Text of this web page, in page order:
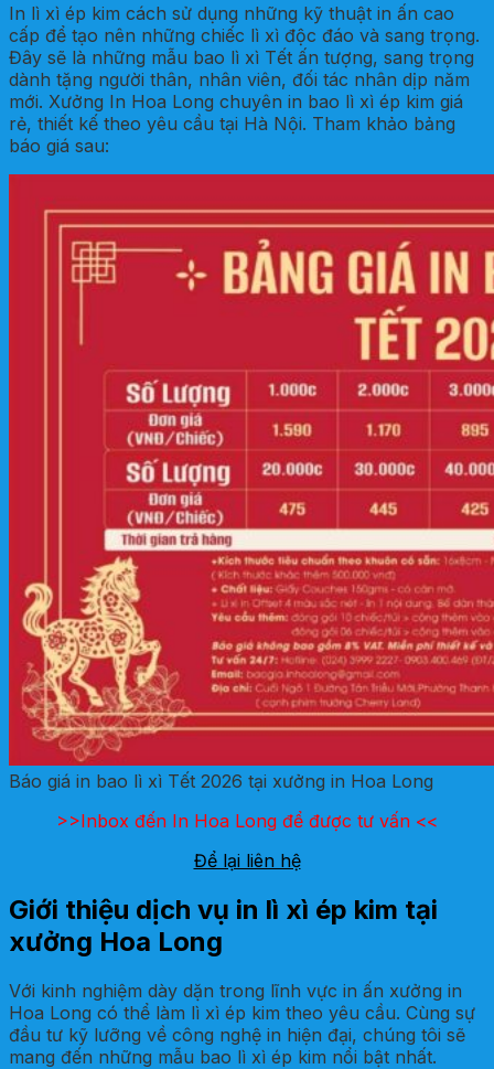
In lì xì ép kim cách sử dụng những kỹ thuật in ấn cao
cấp để tạo nên những chiếc lì xì độc đáo và sang trọng.
Đây sẽ là những mẫu bao lì xì Tết ấn tượng, sang trọng
dành tặng người thân, nhân viên, đối tác nhân dịp năm
mới. Xưởng In Hoa Long chuyên in bao lì xì ép kim giá
rẻ, thiết kế theo yêu cầu tại Hà Nội. Tham khảo bảng
báo giá sau:
Báo giá in bao lì xì Tết 2026 tại xưởng in Hoa Long
>>Inbox đến In Hoa Long để được tư vấn <<
Để lại liên hệ
Giới thiệu dịch vụ in lì xì ép kim tại
xưởng Hoa Long
Với kinh nghiệm dày dặn trong lĩnh vực in ấn xưởng in
Hoa Long có thể làm lì xì ép kim theo yêu cầu. Cùng sự
đầu tư kỹ lưỡng về công nghệ in hiện đại, chúng tôi sẽ
mang đến những mẫu bao lì xì ép kim nổi bật nhất.